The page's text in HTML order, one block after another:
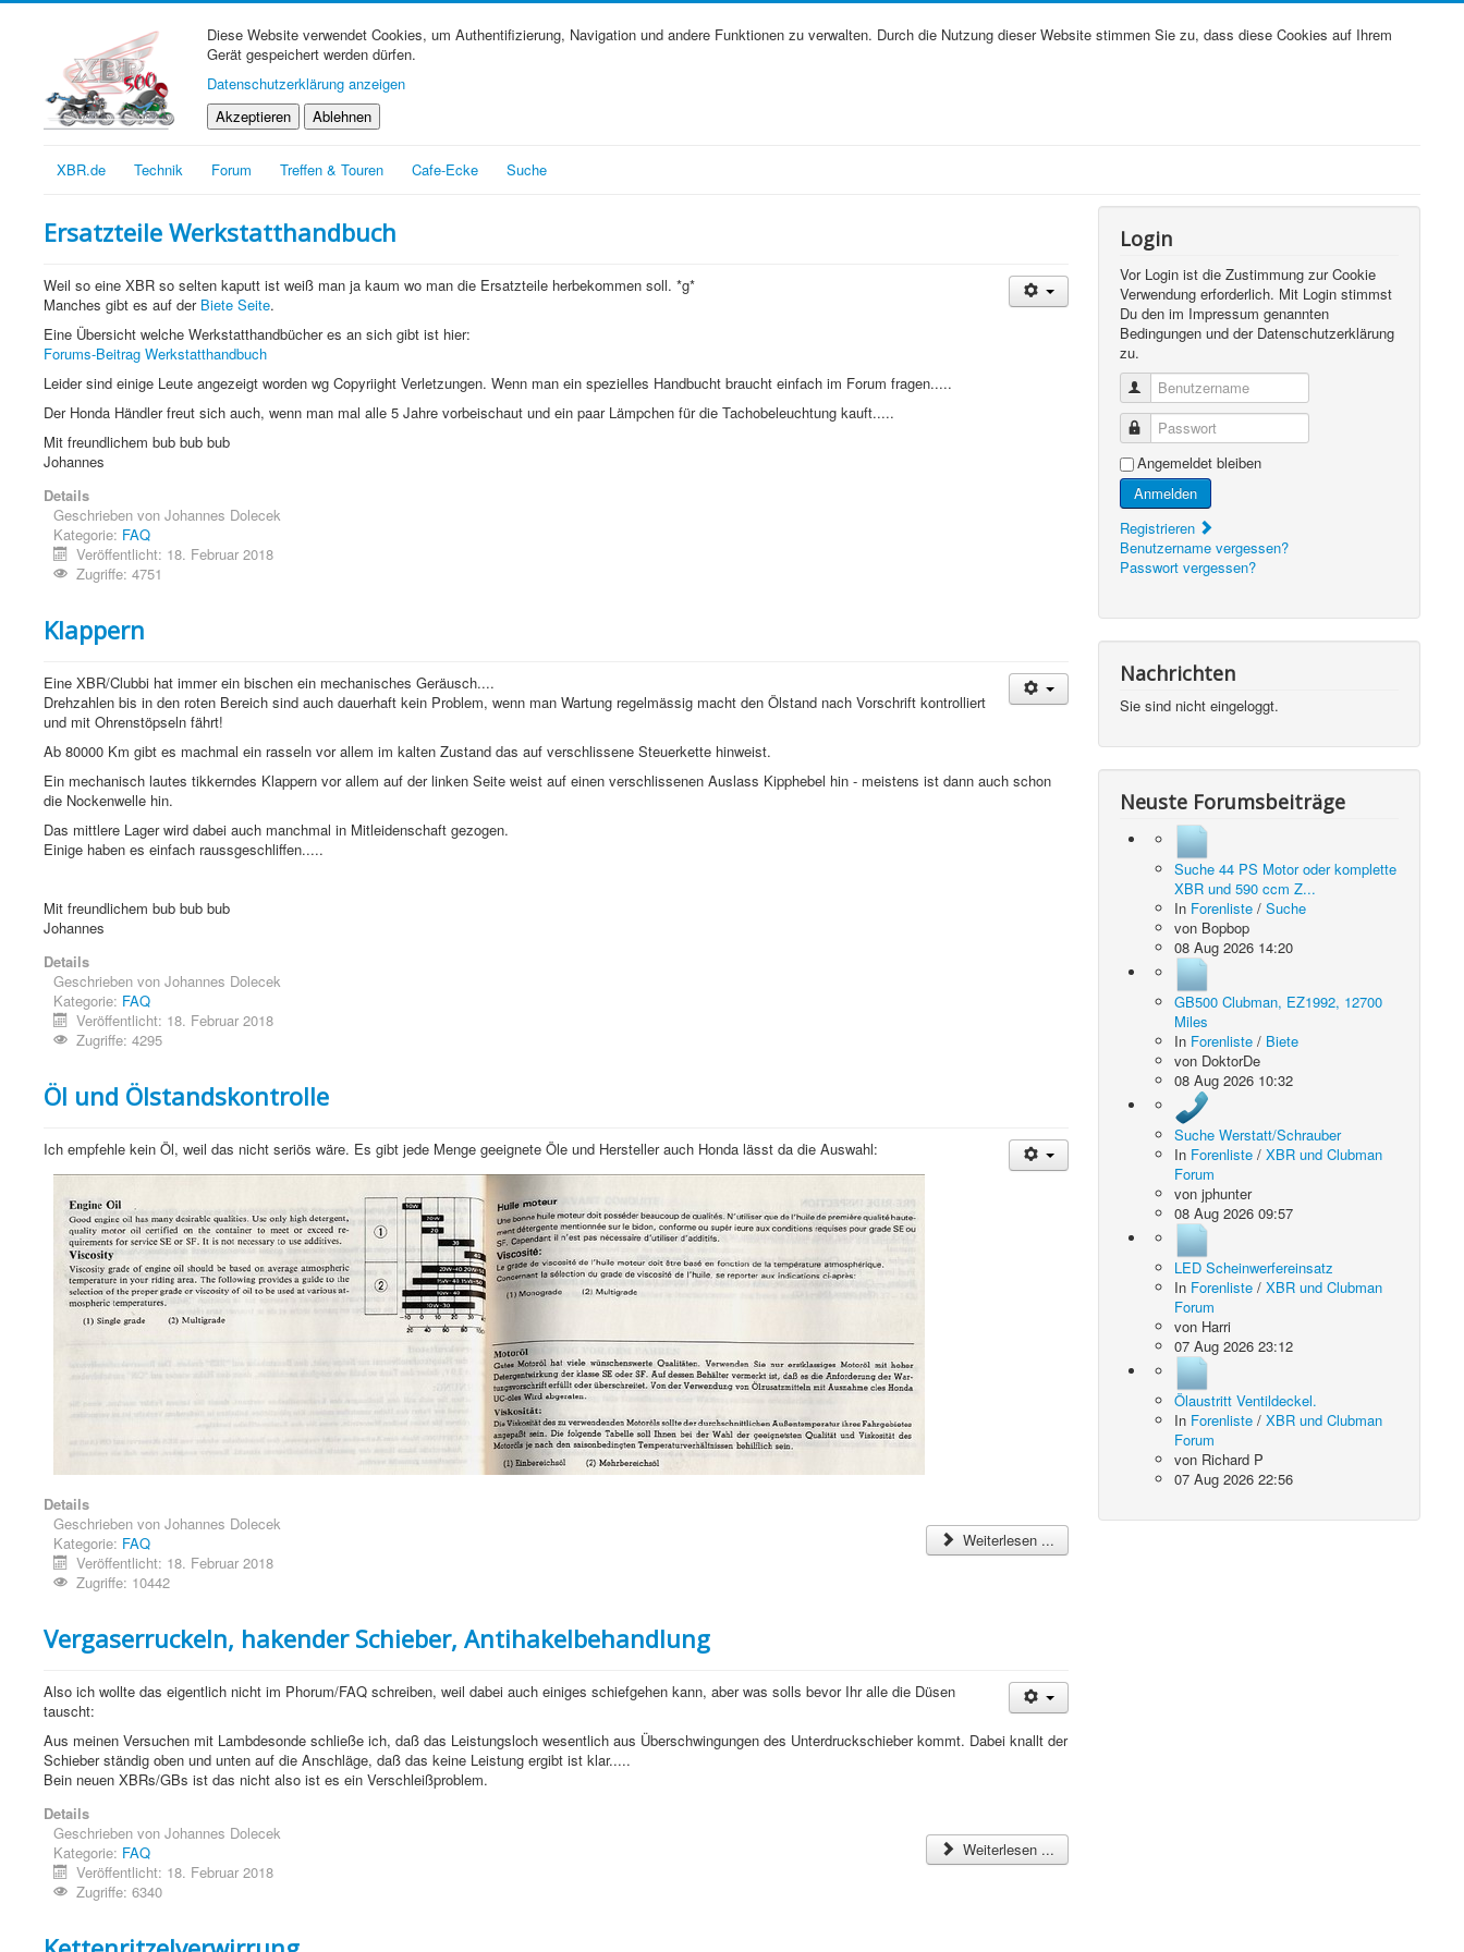
Diese Website verwendet Cookies, um Authentifizierung, Navigation und andere Funktionen zu verwalten. Durch die Nutzung dieser Website stimmen Sie zu, dass diese Cookies auf Ihrem
Gerät gespeichert werden dürfen.
Datenschutzerklärung anzeigen
Akzeptieren
Ablehnen
XBR.de Technik Forum Treffen & Touren Cafe-Ecke Suche
Ersatzteile Werkstatthandbuch
Weil so eine XBR so selten kaputt ist weiß man ja kaum wo man die Ersatzteile herbekommen soll. *g*
Manches gibt es auf der Biete Seite.
Eine Übersicht welche Werkstatthandbücher es an sich gibt ist hier:
Forums-Beitrag Werkstatthandbuch
Leider sind einige Leute angezeigt worden wg Copyriight Verletzungen. Wenn man ein spezielles Handbucht braucht einfach im Forum fragen.....
Der Honda Händler freut sich auch, wenn man mal alle 5 Jahre vorbeischaut und ein paar Lämpchen für die Tachobeleuchtung kauft.....
Mit freundlichem bub bub bub
Johannes
Details
Geschrieben von Johannes Dolecek
Kategorie: FAQ
Veröffentlicht: 18. Februar 2018
Zugriffe: 4751
Klappern
Eine XBR/Clubbi hat immer ein bischen ein mechanisches Geräusch....
Drehzahlen bis in den roten Bereich sind auch dauerhaft kein Problem, wenn man Wartung regelmässig macht den Ölstand nach Vorschrift kontrolliert
und mit Ohrenstöpseln fährt!
Ab 80000 Km gibt es machmal ein rasseln vor allem im kalten Zustand das auf verschlissene Steuerkette hinweist.
Ein mechanisch lautes tikkerndes Klappern vor allem auf der linken Seite weist auf einen verschlissenen Auslass Kipphebel hin - meistens ist dann auch schon
die Nockenwelle hin.
Das mittlere Lager wird dabei auch manchmal in Mitleidenschaft gezogen.
Einige haben es einfach raussgeschliffen.....
Mit freundlichem bub bub bub
Johannes
Details
Geschrieben von Johannes Dolecek
Kategorie: FAQ
Veröffentlicht: 18. Februar 2018
Zugriffe: 4295
Öl und Ölstandskontrolle
Ich empfehle kein Öl, weil das nicht seriös wäre. Es gibt jede Menge geeignete Öle und Hersteller auch Honda lässt da die Auswahl:
Details
Geschrieben von Johannes Dolecek
Kategorie: FAQ
Veröffentlicht: 18. Februar 2018
Zugriffe: 10442
Weiterlesen ...
Vergaserruckeln, hakender Schieber, Antihakelbehandlung
Also ich wollte das eigentlich nicht im Phorum/FAQ schreiben, weil dabei auch einiges schiefgehen kann, aber was solls bevor Ihr alle die Düsen
tauscht:
Aus meinen Versuchen mit Lambdesonde schließe ich, daß das Leistungsloch wesentlich aus Überschwingungen des Unterdruckschieber kommt. Dabei knallt der
Schieber ständig oben und unten auf die Anschläge, daß das keine Leistung ergibt ist klar.....
Bein neuen XBRs/GBs ist das nicht also ist es ein Verschleißproblem.
Details
Geschrieben von Johannes Dolecek
Kategorie: FAQ
Veröffentlicht: 18. Februar 2018
Zugriffe: 6340
Weiterlesen ...
Login
Vor Login ist die Zustimmung zur Cookie
Verwendung erforderlich. Mit Login stimmst
Du den im Impressum genannten
Bedingungen und der Datenschutzerklärung
zu.
Benutzername
Passwort
Angemeldet bleiben
Anmelden
Registrieren
Benutzername vergessen?
Passwort vergessen?
Nachrichten
Sie sind nicht eingeloggt.
Neuste Forumsbeiträge
Suche 44 PS Motor oder komplette
XBR und 590 ccm Z...
In Forenliste /Suche
von Bopbop
08 Aug 2026 14:20
GB500 Clubman, EZ1992, 12700
Miles
In Forenliste / Biete
von DoktorDe
08 Aug 2026 10:32
Suche Werstatt/Schrauber
In Forenliste /XBR und Clubman
Forum
vonjphunter
08 Aug 2026 09:57
LED Scheinwerfereinsatz
In Forenliste /XBR und Clubman
Forum
von Harri
07 Aug 2026 23:12
Ölaustritt Ventildeckel.
In Forenliste /XBR und Clubman
Forum
von Richard P
07 Aug 2026 22:56